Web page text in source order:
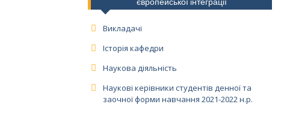
Викладачі
Історія кафедри
Наукова діяльність
Наукові керівники студентів денної та
заочної форми навчання 2021-2022 н.р.